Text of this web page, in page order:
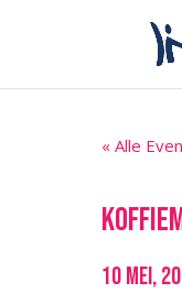
« Alle
10 mei,